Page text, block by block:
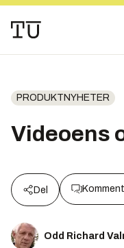
PRODUKTNYHETER
Videoens
Del
Odd Richard